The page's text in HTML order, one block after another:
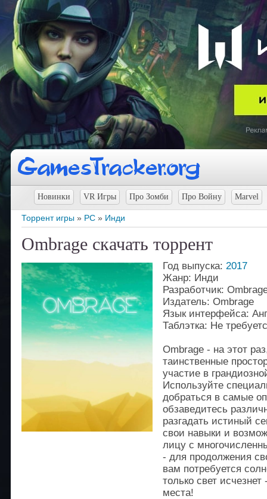
Новинки VR Игры Про Зомби Про Войну Marvel
Торрент игры » PC » Инди
Ombrage скачать торрент
Год выпуска: 2017
Жанр: Инди
Разработчик:
Издатель: Ombrage
Язык интерфейса:
Таблэтка: Не
Ombrage - на этот
таинственные
участие в
Используйте
добраться в самые
обзаведитесь
разгадать истиный
свои навыки и
лицу с
- для продолжения
вам потребуется
только свет
места!